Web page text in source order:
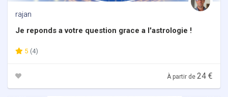
rajan
Je reponds a votre question grace a l'astrologie !
5 (4)
À partir de 24 €